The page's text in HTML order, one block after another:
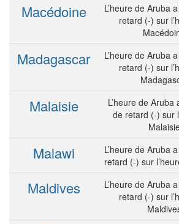
Macédoine L’heure de Aruba a
retard (-) sur
Madagascar L’heure de Aruba a
retard (-) sur
Malaisie L’heure de Aruba
de retard (-) sur
Malawi L’heure de Aruba a
retard (-) sur
Maldives L’heure de Aruba a
retard (-) sur